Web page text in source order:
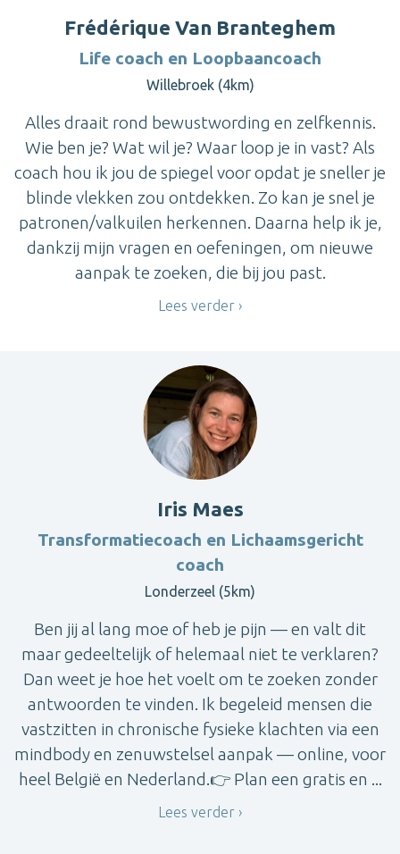
Frédérique Van Branteghem
Life coach en Loopbaancoach
Willebroek (4km)
Alles draait rond bewustwording en zelfkennis.
Wie ben je? Wat wil je? Waar loop je in vast? Als
coach hou ik jou de spiegel voor opdat je sneller je
blinde vlekken zou ontdekken. Zo kan je snel je
patronen/valkuilen herkennen. Daarna help ik je,
dankzij mijn vragen en oefeningen, om nieuwe
aanpak te zoeken, die bij jou past.
Lees verder
Iris Maes
Transformatiecoach en Lichaamsgericht
coach
Londerzeel (5km)
Ben jij al lang moe of heb je pijn — en valt dit
maar gedeeltelijk of helemaal niet te verklaren?
Dan weet je hoe het voelt om te zoeken zonder
antwoorden te vinden. Ik begeleid mensen die
vastzitten in chronische fysieke klachten via een
mindbody en zenuwstelsel aanpak — online, voor
heel België en Nederland.👉 Plan een gratis en ...
Lees verder